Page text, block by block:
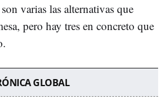
varias las alternativas que
pero hay tres en concreto que
GLOBAL